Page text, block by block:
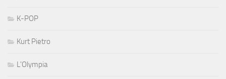
K-POP
Kurt Pietro
L'Olympia